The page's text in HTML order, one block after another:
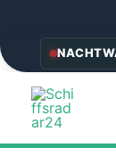
Zum
Inhalt
springen